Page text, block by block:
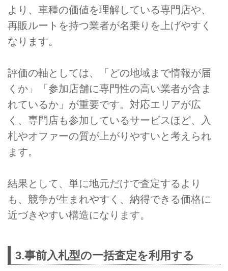
より、車種の価値を理解している専門店や、
再販ルートを持つ業者が名乗りを上げやすく
なります。
評価の軸としては、「どの地域まで情報が届
くか」「参加店舗に専門性の高い業者が含ま
れているか」が重要です。対応エリアが広
く、専門店も参加しているサービスほど、入
札やオファーの質が上がりやすいと考えられ
ます。
結果として、単に地元だけで査定するより
も、競争が生まれやすく、納得できる価格に
近づきやすい構造になります。
3.事前入札型の一括査定を利用する